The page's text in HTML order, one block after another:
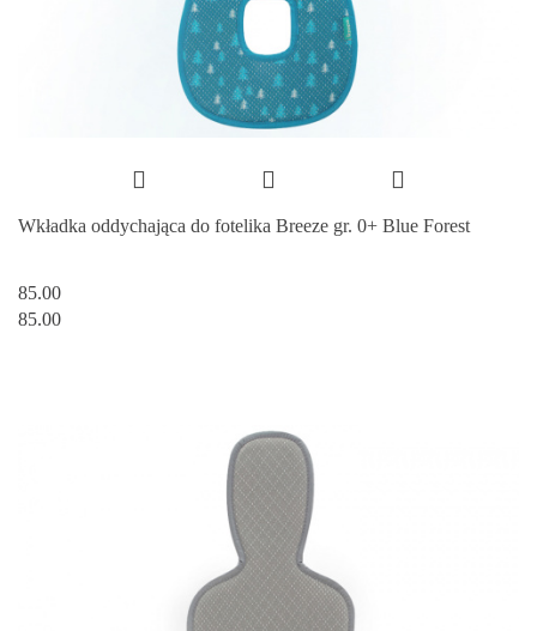
Wkładka oddychająca do fotelika Breeze gr. 0+ Blue Forest
85.00
85.00